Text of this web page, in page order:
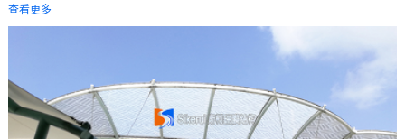
查看更多